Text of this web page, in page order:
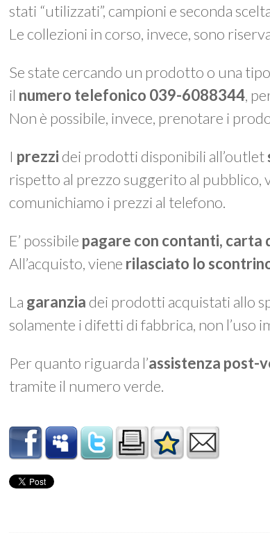
stati “utilizzati”, campioni e seconda
Le collezioni in corso, invece, sono
Se state cercando un prodotto o una
il numero telefonico 039-6088344,
Non è possibile, invece, prenotare i
I prezzi dei prodotti disponibili all’outlet
rispetto al prezzo suggerito al pubblico,
comunichiamo i prezzi al telefono.
E’ possibile pagare con contanti, carta
All’acquisto, viene rilasciato lo
La garanzia dei prodotti acquistati allo
solamente i difetti di fabbrica, non l’uso
Per quanto riguarda l’assistenza post-
tramite il numero verde.